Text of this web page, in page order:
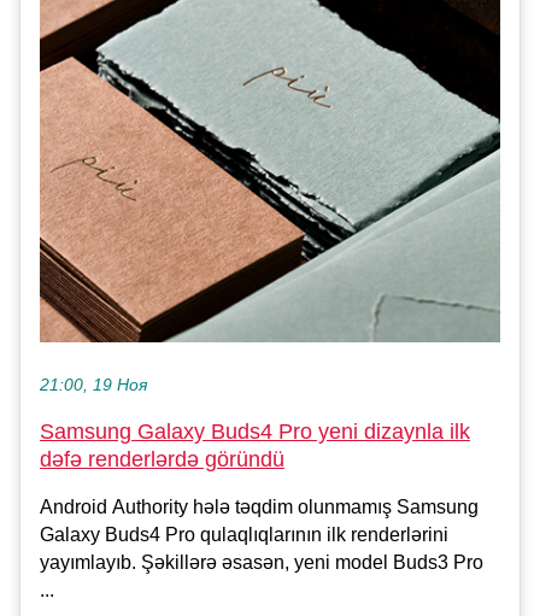
21:00, 19 Ноя
Samsung Galaxy Buds4 Pro yeni dizaynla ilk
dəfə renderlərdə göründü
Android Authority hələ təqdim olunmamış Samsung
Galaxy Buds4 Pro qulaqlıqlarının ilk renderlərini
yayımlayıb. Şəkillərə əsasən, yeni model Buds3 Pro
...